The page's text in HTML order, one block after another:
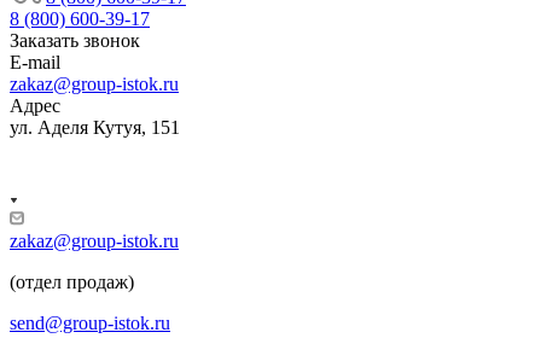
8 (800) 600-39-17
Заказать звонок
E-mail
zakaz@group-istok.ru
Адрес
ул. Аделя Кутуя, 151
zakaz@group-istok.ru
(отдел продаж)
send@group-istok.ru